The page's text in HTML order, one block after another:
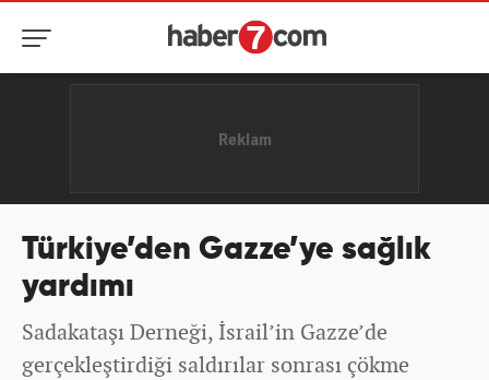
Türkiye’den Gazze’ye sağlık
yardımı
Sadakataşı Derneği, İsrail’in Gazze’de
gerçekleştirdiği saldırılar sonrası çökme